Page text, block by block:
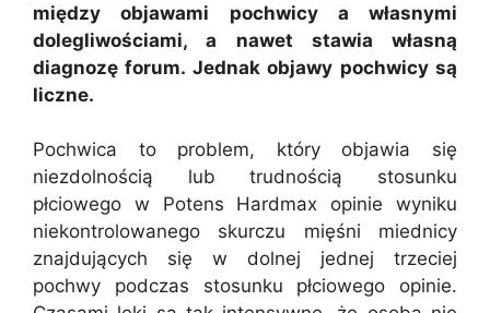
między objawami pochwicy a własnymi
dolegliwościami, a nawet stawia własną
diagnozę forum. Jednak objawy pochwicy są
liczne.
Pochwica to problem, który objawia się
niezdolnością lub trudnością stosunku
płciowego w Potens Hardmax opinie wyniku
niekontrolowanego skurczu mięśni miednicy
znajdujących się w dolnej jednej trzeciej
pochwy podczas stosunku płciowego opinie.